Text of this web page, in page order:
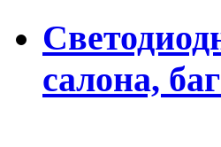
салона,